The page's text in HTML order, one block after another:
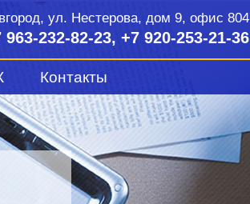
ул. Нестерова, дом 9, офис 804
963-232-82-23, +7 920-253-21-36
(1С:ИТС)
Контакты